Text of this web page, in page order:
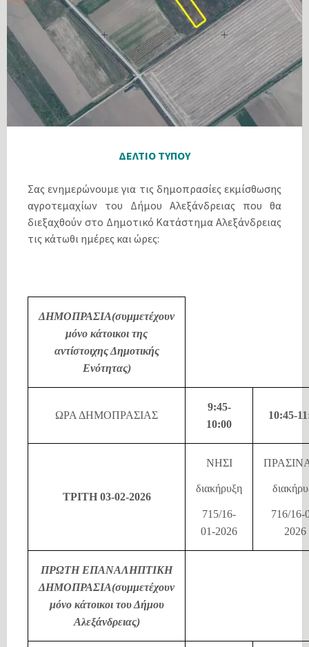
ΔΕΛΤΙΟ ΤΥΠΟΥ
Σας ενημερώνουμε για τις δημοπρασίες εκμίσθωσης
αγροτεμαχίων του Δήμου Αλεξάνδρειας που θα
διεξαχθούν στο Δημοτικό Κατάστημα Αλεξάνδρειας
τις κάτωθι ημέρες και ώρες:
ΔΗΜΟΠΡΑΣΙΑ(συμμετέχουν
μόνο κάτοικοι της
αντίστοιχης Δημοτικής
Ενότητας)
ΩΡΑ ΔΗΜΟΠΡΑΣΙΑΣ
9:45-
10:00
10:45-
ΤΡΙΤΗ 03-02-2026
ΝΗΣΙ
διακήρυξη
715/16-
01-2026
716/16-
2026
ΠΡΩΤΗ ΕΠΑΝΑΛΗΠΤΙΚΗ
ΔΗΜΟΠΡΑΣΙΑ(συμμετέχουν
μόνο κάτοικοι του Δήμου
Αλεξάνδρειας)